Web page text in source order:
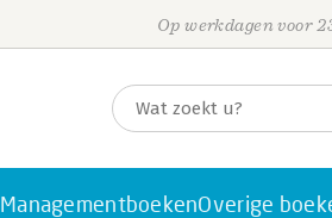
Op werkdagen voor
ManagementboekenOverige